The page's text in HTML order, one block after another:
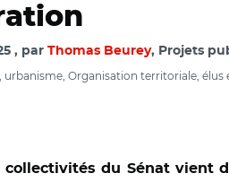
par Thomas Beurey, Projets
Organisation territoriale,
collectivités du Sénat vient